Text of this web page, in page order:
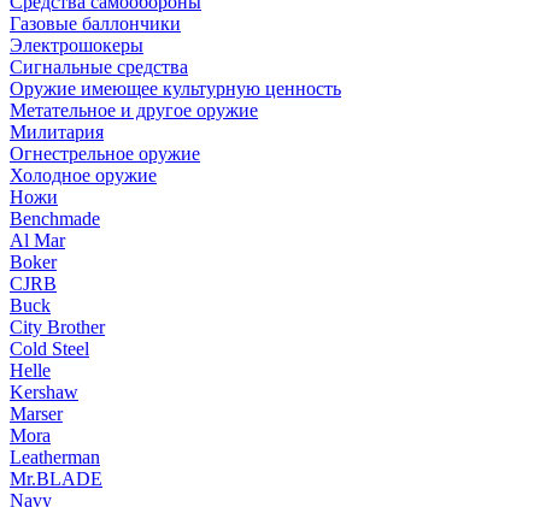
Газовые баллончики
Электрошокеры
Сигнальные средства
Оружие имеющее культурную ценность
Метательное и другое оружие
Милитария
Огнестрельное оружие
Холодное оружие
Ножи
Benchmade
Al Mar
Boker
CJRB
Buck
City Brother
Cold Steel
Helle
Kershaw
Marser
Mora
Leatherman
Mr.BLADE
Navy